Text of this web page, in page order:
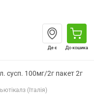
Де є До кошика
сусп. 100мг/2г пакет 2г
(Італія)